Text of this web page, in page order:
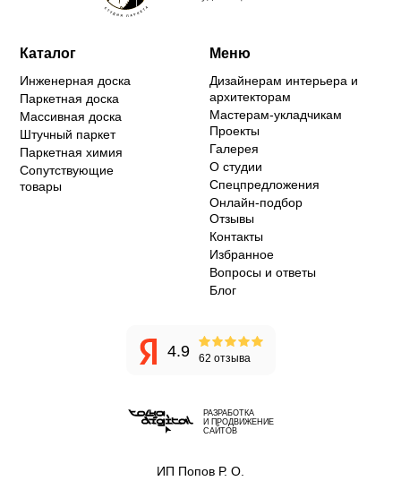
Каталог
Инженерная доска
Паркетная доска
Массивная доска
Штучный паркет
Паркетная химия
Сопутствующие
товары
Меню
Дизайнерам интерьера и
архитекторам
Мастерам-укладчикам
Проекты
Галерея
О студии
Спецпредложения
Онлайн-подбор
Отзывы
Контакты
Избранное
Вопросы и ответы
Блог
4.9 62 отзыва
РАЗРАБОТКА
И ПРОДВИЖЕНИЕ
САЙТОВ
ИП Попов Р. О.